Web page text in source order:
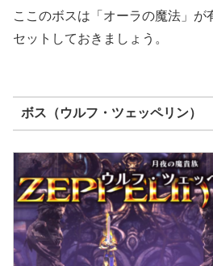
ここのボスは「オーラの魔法」が
セットしておきましょう。
ボス（ウルフ・ツェッペリン）